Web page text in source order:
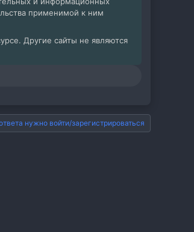
применимой к ним
Другие сайты не являются
нужно войти/зарегистрироваться